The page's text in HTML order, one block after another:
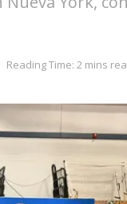
Reading Time: 2 mins